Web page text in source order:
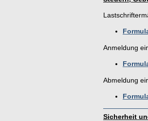
Anmeldung
Abmeldung
Sicherheit